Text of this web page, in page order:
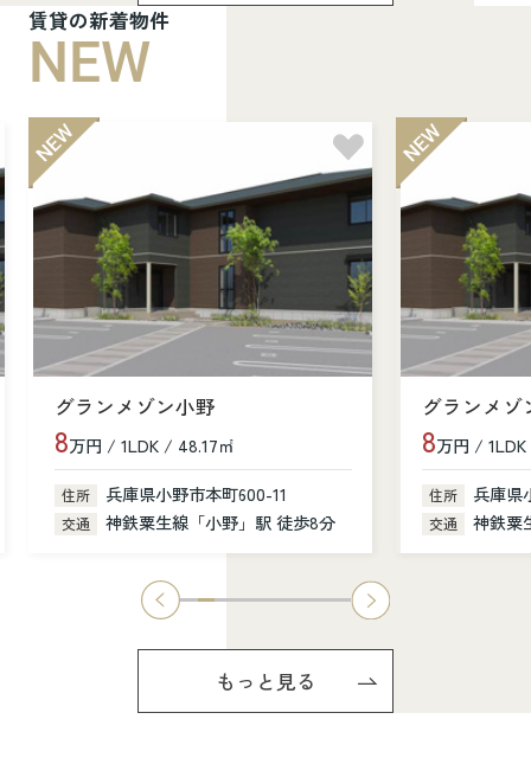
賃貸の新着物件
NEW
グランメゾン小野
8万円 / 1LDK / 48.17㎡
住所 兵庫県小野市本町600-11
交通 神鉄粟生線「小野」駅 徒歩8分
グランメゾ
8万円 /
住所 兵庫県
交通 神鉄粟
もっと見る